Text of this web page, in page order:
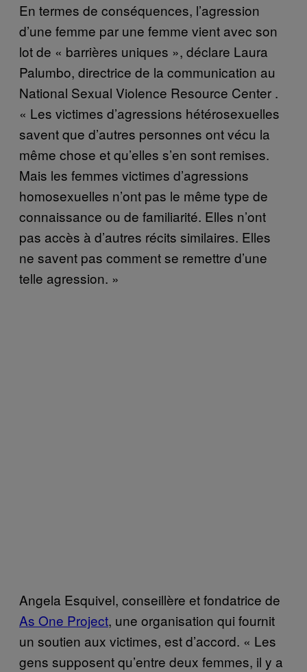
En termes de conséquences, l’agression
d’une femme par une femme vient avec son
lot de « barrières uniques », déclare Laura
Palumbo, directrice de la communication au
National Sexual Violence Resource Center .
« Les victimes d’agressions hétérosexuelles
savent que d’autres personnes ont vécu la
même chose et qu’elles s’en sont remises.
Mais les femmes victimes d’agressions
homosexuelles n’ont pas le même type de
connaissance ou de familiarité. Elles n’ont
pas accès à d’autres récits similaires. Elles
ne savent pas comment se remettre d’une
telle agression. »
Angela Esquivel, conseillère et fondatrice de
As One Project, une organisation qui fournit
un soutien aux victimes, est d’accord. « Les
gens supposent qu’entre deux femmes, il y a